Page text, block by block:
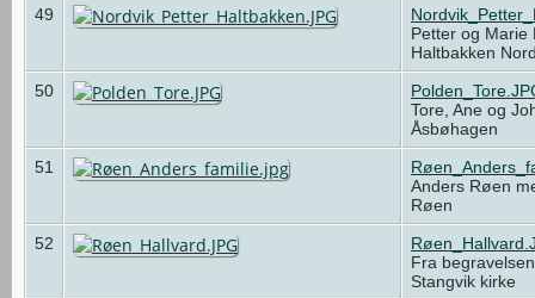
49
Petter og Marie
Haltbakken
50
Tore, Ane og
Åsbøhagen
51
Anders Røen
Røen
52
Fra
Stangvik kirke